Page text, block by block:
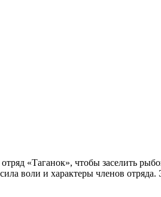
«Таганок», чтобы заселить
воли и характеры членов отряда.